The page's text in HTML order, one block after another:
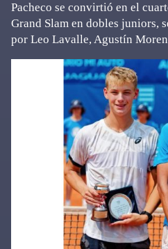
Pacheco se convirtió en el
Grand Slam en dobles juniors,
por Leo Lavalle, Agustín